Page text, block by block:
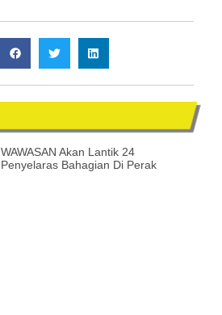
WAWASAN Akan Lantik 24
Penyelaras Bahagian Di Perak